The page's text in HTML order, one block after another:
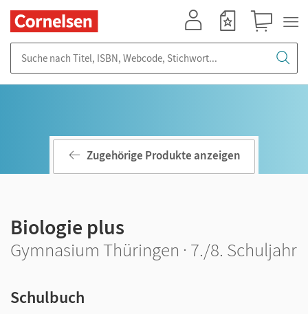
Zugehörige Produkte anzeigen
Biologie plus
Gymnasium Thüringen · 7./8. Schuljahr
Schulbuch